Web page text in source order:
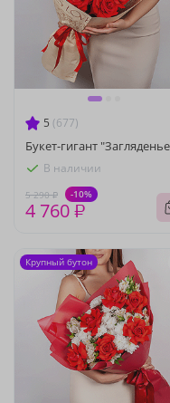
5 (677)
Букет-гигант
В наличии
5 290 ₽ -10%
4 760 ₽
Крупный бутон